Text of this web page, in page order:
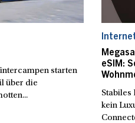
starten
über die
eSIM:
Stabiles
kein